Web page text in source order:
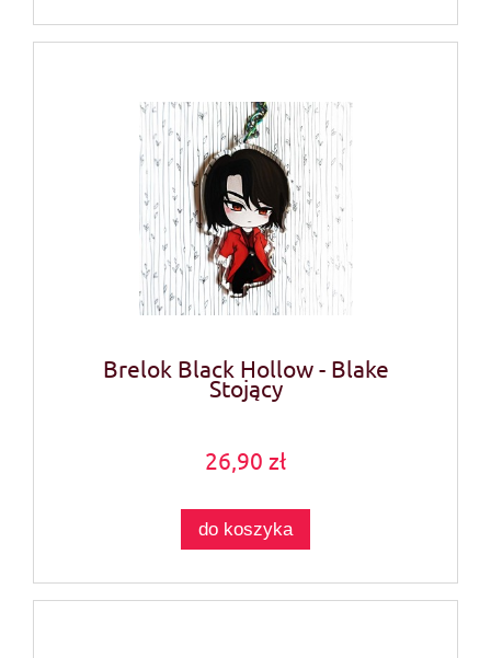
Brelok Black Hollow - Blake
Stojący
26,90 zł
do koszyka